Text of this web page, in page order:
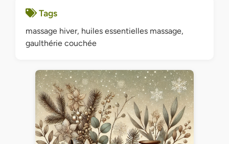
Tags
massage hiver, huiles essentielles massage,
gaulthérie couchée